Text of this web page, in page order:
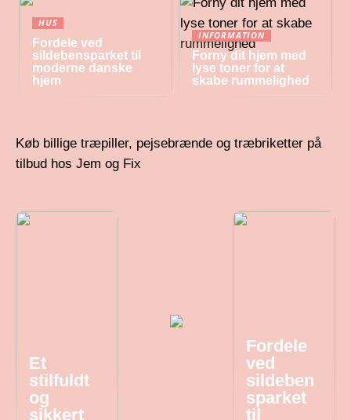
HUS
Fordele ved
sildebensparket til
moderne danske
hjem
INFORMATION
Forny dit hjem med
lyse toner for at
skabe rummelighed
Køb billige træpiller, pejsebrænde og træbriketter på
tilbud hos Jem og Fix
Et
stilfuldt
og
sikkert
Fordele
ved
sildeben
sparket
til